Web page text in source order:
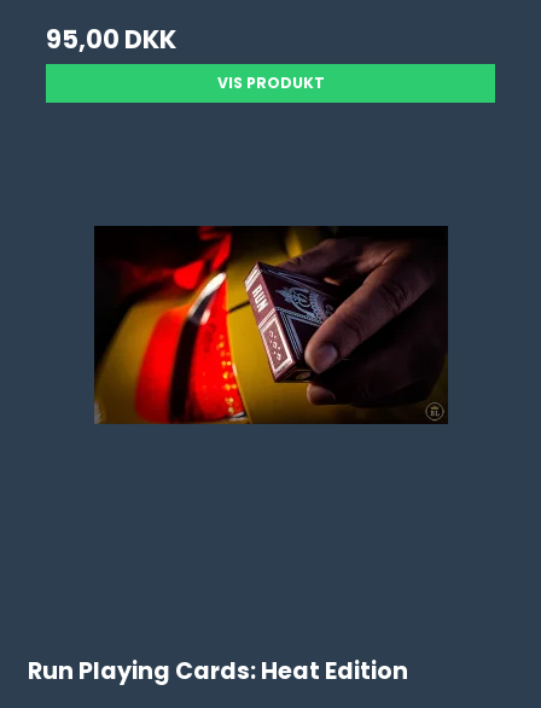
95,00 DKK
VIS PRODUKT
Run Playing Cards: Heat Edition